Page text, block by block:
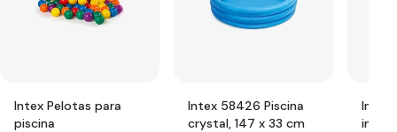
Intex Pelotas para
piscina
Intex 58426 Piscina
crystal, 147 x 33 cm
Intex